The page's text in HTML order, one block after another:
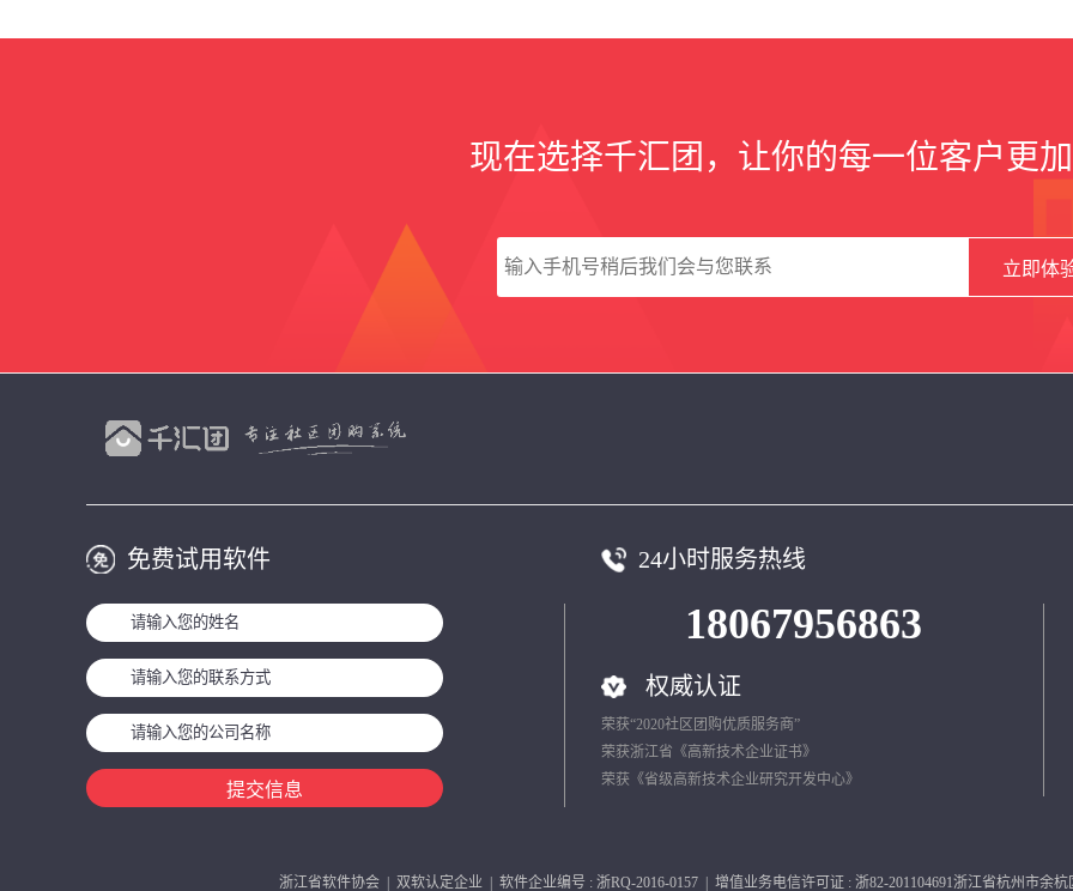
现在选择千汇团，让你的每一位客户更
立即体
免费试用软件
提交信息
24小时服务热线
18067956863
权威认证
荣获“2020社区团购优质服务商”
荣获浙江省《高新技术企业证书》
荣获《省级高新技术企业研究开发中心》
浙江省软件协会 | 双软认定企业 | 软件企业编号 : 浙RQ-2016-0157 | 增值业务电信许可证 : 浙82-201104691浙江省杭州市余